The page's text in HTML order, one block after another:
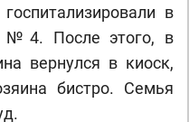
в
№4. После этого, в
вернулся в киоск,
бистро. Семья